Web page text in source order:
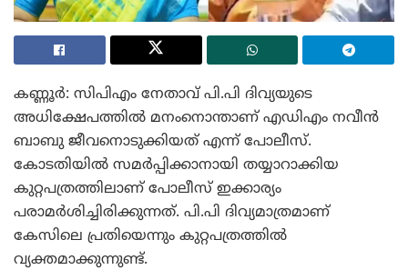
കണ്ണൂർ: സിപിഎം നേതാവ് പി.പി ദിവ്യയുടെ
അധിക്ഷേപത്തിൽ മനംനൊന്താണ് എഡിഎം നവീൻ
ബാബു ജീവനൊടുക്കിയത് എന്ന് പോലീസ്.
കോടതിയിൽ സമർപ്പിക്കാനായി തയ്യാറാക്കിയ
കുറ്റപത്രത്തിലാണ് പോലീസ് ഇക്കാര്യം
പരാമർശിച്ചിരിക്കുന്നത്. പി.പി ദിവ്യമാത്രമാണ്
കേസിലെ പ്രതിയെന്നും കുറ്റപത്രത്തിൽ
വ്യക്തമാക്കുന്നുണ്ട്.